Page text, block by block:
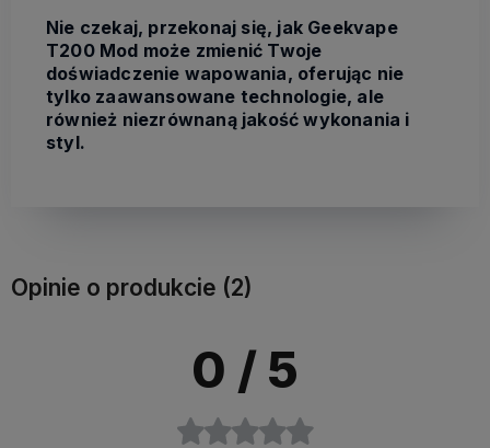
Nie czekaj, przekonaj się, jak Geekvape
T200 Mod może zmienić Twoje
doświadczenie wapowania, oferując nie
tylko zaawansowane technologie, ale
również niezrównaną jakość wykonania i
styl.
Opinie o produkcie (2)
0 / 5